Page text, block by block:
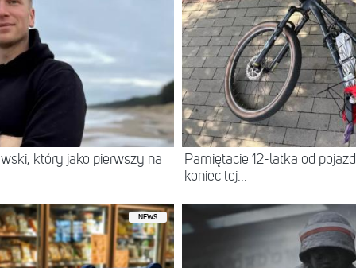
który jako pierwszy na
Pamiętacie 12-latka od
koniec tej...
NEWS